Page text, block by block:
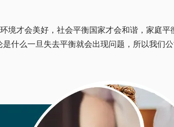
才会美好，社会平衡国家才会和谐，家庭平
什么一旦失去平衡就会出现问题，所以我们